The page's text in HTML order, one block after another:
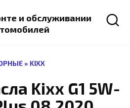
и обслуживании
» KIXX
Kixx G1 5W-